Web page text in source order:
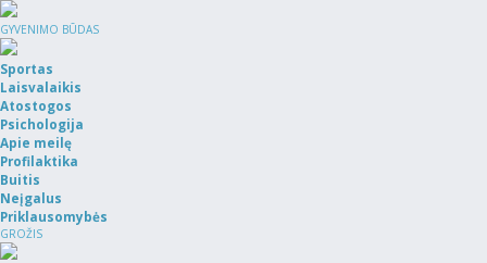
GYVENIMO BŪDAS
Sportas
Laisvalaikis
Atostogos
Psichologija
Apie meilę
Profilaktika
Buitis
Neįgalus
Priklausomybės
GROŽIS